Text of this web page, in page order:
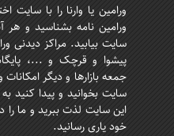
ورامین یا وارنا را با
ورامین نامه بشناسید و هر
سایت بیابید. مراکز دیدنی
پیشوا و قرچک و ...، پایگاه
جمعه بازارها و دیگر
سایت بخوانید و پیدا کنید
این سایت لذت ببرید و ما
خود یاری رسانید.